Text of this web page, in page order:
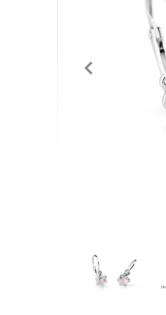
Fotografie